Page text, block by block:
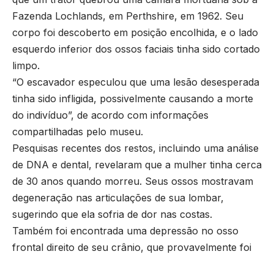
Fazenda Lochlands, em Perthshire, em 1962. Seu
corpo foi descoberto em posição encolhida, e o lado
esquerdo inferior dos ossos faciais tinha sido cortado
limpo.
“O escavador especulou que uma lesão desesperada
tinha sido infligida, possivelmente causando a morte
do indivíduo”, de acordo com informações
compartilhadas pelo museu.
Pesquisas recentes dos restos, incluindo uma análise
de DNA e dental, revelaram que a mulher tinha cerca
de 30 anos quando morreu. Seus ossos mostravam
degeneração nas articulações de sua lombar,
sugerindo que ela sofria de dor nas costas.
Também foi encontrada uma depressão no osso
frontal direito de seu crânio, que provavelmente foi